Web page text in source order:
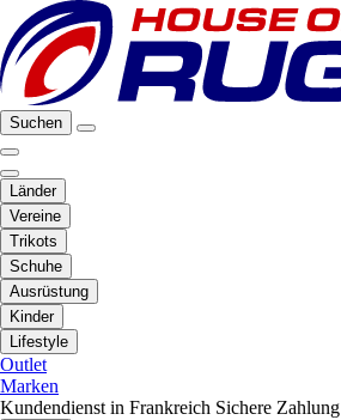
Suchen
Länder
Vereine
Trikots
Schuhe
Ausrüstung
Kinder
Lifestyle
Outlet
Marken
Kundendienst in Frankreich Sichere Zahlung